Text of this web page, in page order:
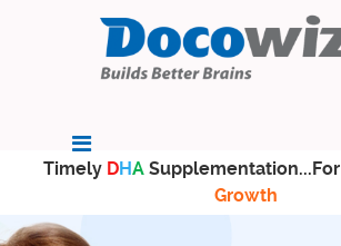
Timely DHA Supplementation...For
Growth